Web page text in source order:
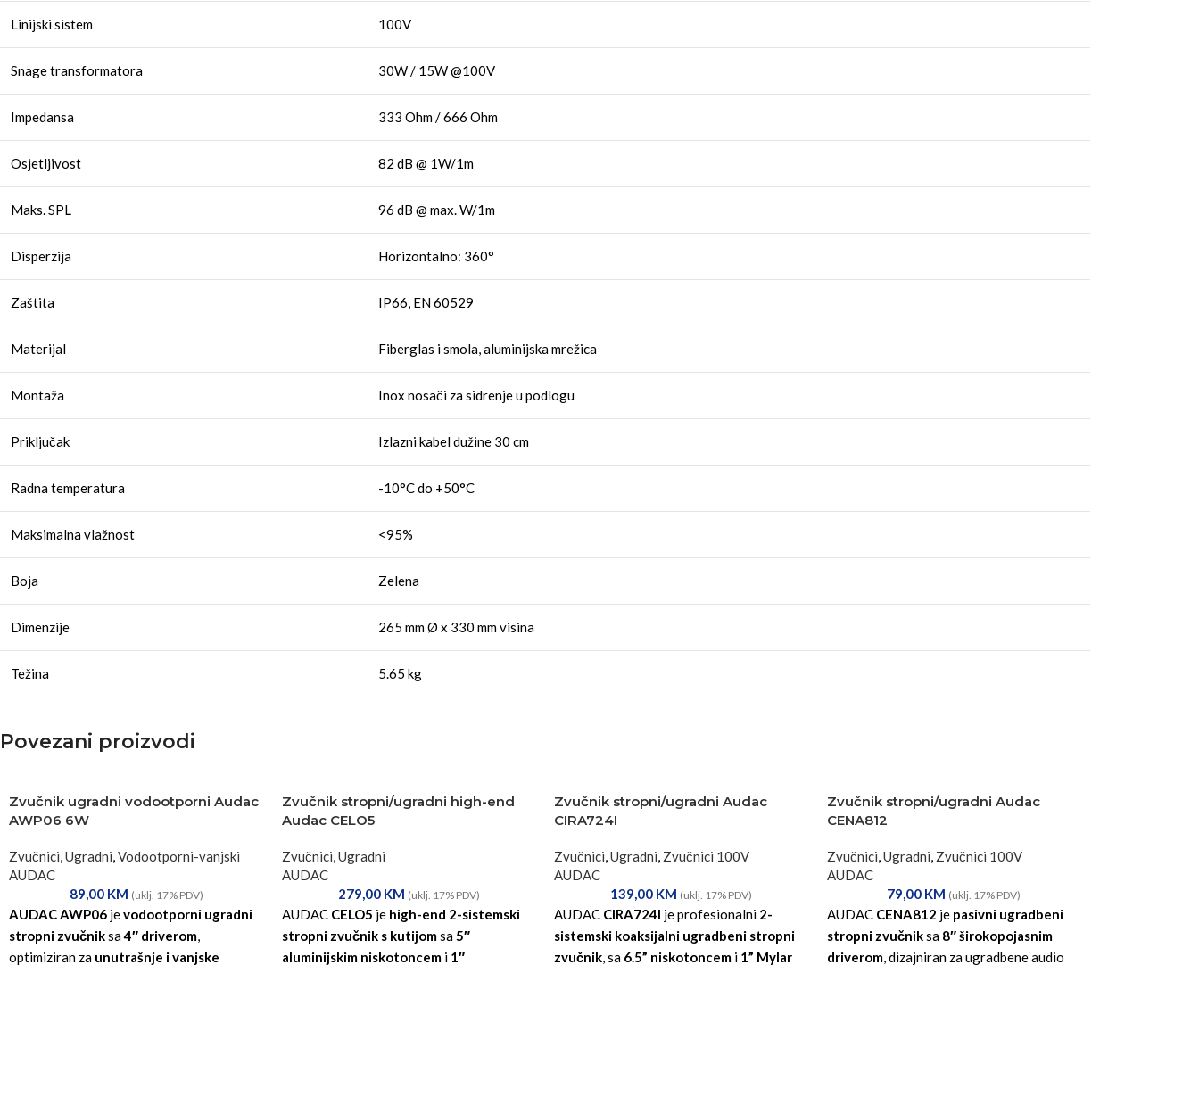
Linijski sistem 100V
Snage transformatora 30W / 15W @100V
Impedansa 333 Ohm / 666 Ohm
Osjetljivost 82 dB @ 1W/1m
Maks. SPL 96 dB @ max. W/1m
Disperzija Horizontalno: 360°
Zaštita IP66, EN 60529
Materijal Fiberglas i smola, aluminijska mrežica
Montaža Inox nosači za sidrenje u podlogu
Priključak Izlazni kabel dužine 30 cm
Radna temperatura -10°C do +50°C
Maksimalna vlažnost <95%
Boja Zelena
Dimenzije 265 mm Ø x 330 mm visina
Težina 5.65 kg
Povezani proizvodi
Zvučnik ugradni vodootporni Audac
AWP06 6W
Zvučnici,Ugradni,Vodootporni-vanjski
AUDAC
89,00 KM (uklj. 17% PDV)
AUDAC AWP06 jevodootporni ugradni
stropni zvučniksa4″ driverom,
optimiziran za unutrašnje i vanjske
Zvučnik stropni/ugradni high-end
Audac CELO5
Zvučnici,Ugradni
AUDAC
279,00 KM (uklj. 17% PDV)
AUDAC CELO5 je high-end 2-sistemski
stropni zvučnik s kutijomsa5″
aluminijskim niskotoncemi 1″
Zvučnik stropni/ugradni Audac
CIRA724I
Zvučnici,Ugradni, Zvučnici 100V
AUDAC
139,00 KM (uklj. 17% PDV)
AUDAC CIRA724I je profesionalni 2-
sistemski koaksijalni ugradbeni stropni
zvučnik, sa 6.5” niskotoncem i 1” Mylar
Zvučnik stropni/ugradni Audac
CENA812
Zvučnici,Ugradni, Zvučnici 100V
AUDAC
79,00 KM (uklj. 17% PDV)
AUDAC CENA812 je pasivni ugradbeni
stropni zvučniksa 8″ širokopojasnim
driverom, dizajniran za ugradbene audio